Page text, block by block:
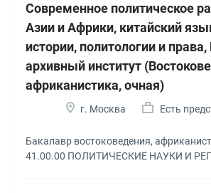
Современное политическое
Азии и Африки, китайский
истории, политологии и
архивный институт
африканистика, очная)
г. Москва Есть
Бакалавр востоковедения,
41.00.00 ПОЛИТИЧЕСКИЕ НАУКИ И